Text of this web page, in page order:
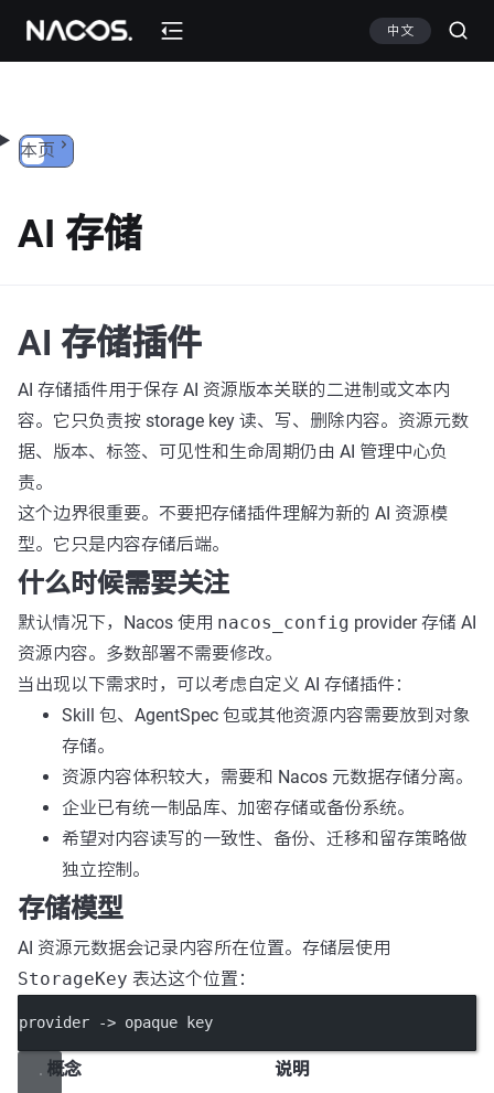
跳转到内容 中文
本页
AI 存储
AI 存储插件
AI 存储插件用于保存 AI 资源版本关联的二进制或文本内
容。它只负责按 storage key 读、写、删除内容。资源元数
据、版本、标签、可见性和生命周期仍由 AI 管理中心负
责。
这个边界很重要。不要把存储插件理解为新的 AI 资源模
型。它只是内容存储后端。
什么时候需要关注
默认情况下，Nacos 使用 nacos_config provider 存储 AI
资源内容。多数部署不需要修改。
当出现以下需求时，可以考虑自定义 AI 存储插件：
Skill 包、AgentSpec 包或其他资源内容需要放到对象
存储。
资源内容体积较大，需要和 Nacos 元数据存储分离。
企业已有统一制品库、加密存储或备份系统。
希望对内容读写的一致性、备份、迁移和留存策略做
独立控制。
存储模型
AI 资源元数据会记录内容所在位置。存储层使用
StorageKey 表达这个位置：
provider -> opaque key
概念
说明